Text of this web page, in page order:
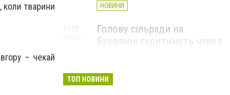
коли тварини
– чекай
НОВИНИ
Голову сільради на
Буковині судитимуть через
школярів
17:22
ТОП НОВИНИ